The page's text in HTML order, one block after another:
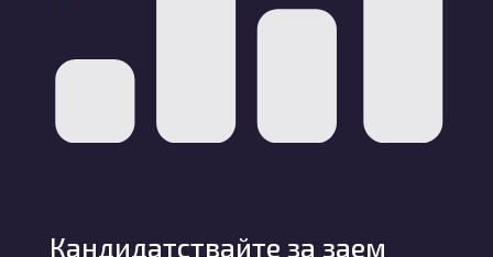
Кандидатствайте за заем